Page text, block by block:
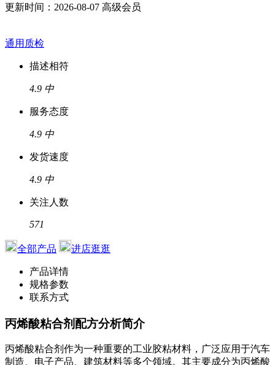
更新时间：2026-08-07 高级会员
通用质检
描述相符
4.9 中
服务态度
4.9 中
发货速度
4.9 中
关注人数
571
全部产品 进店逛逛
产品详情
规格参数
联系方式
丙烯酸粘合剂配方分析简介
丙烯酸粘合剂作为一种重要的工业胶粘材料，广泛应用于汽车
制造、电子产品、建筑材料等多个领域。其主要成分为丙烯酸